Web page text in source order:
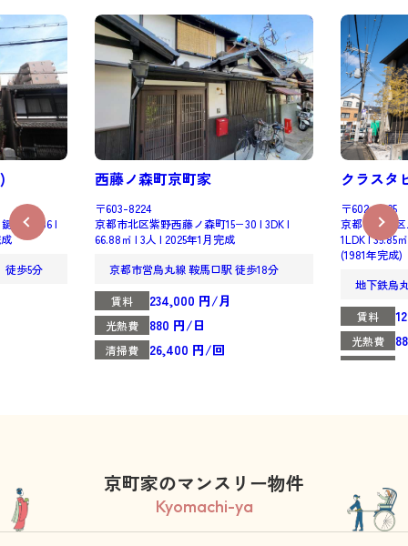
屋町486 |
歩5分
西藤ノ森町京町家
〒603-8224
京都市北区紫野西藤ノ森町15−30 | 3DK |
66.88㎡ | 3人 | 2025年1月完成
京都市営烏丸線 鞍馬口駅 徒歩18分
賃料 234,000 円/月
光熱費 880 円/日
清掃費 26,400 円/回
クラスタ
〒602-0025
京都市上京
1LDK | 35.85
(1981年完成)
地下鉄烏
賃料
光熱費
清掃費
京町家のマンスリー物件
Kyomachi-ya